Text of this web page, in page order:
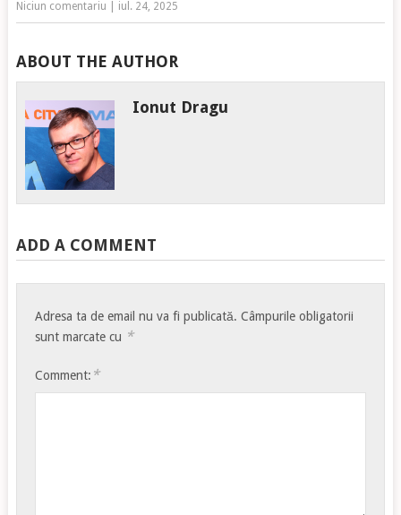
Niciun comentariu iul. 24, 2025
ABOUT THE AUTHOR
Ionut Dragu
ADD A COMMENT
Adresa ta de email nu va fi publicată. Câmpurile obligatorii
sunt marcate cu *
Comment: *